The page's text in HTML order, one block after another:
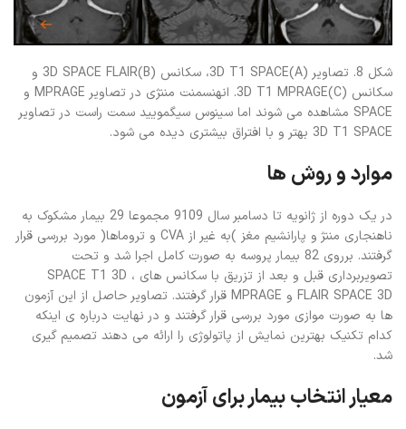
شکل 8. تصاویر 3D T1 SPACE(A)، سکانس 3D SPACE FLAIR(B) و
سکانس 3D T1 MPRAGE(C). انهنسمنت مننژی در تصاویر MPRAGE و
SPACE مشاهده می شوند اما سینوس سیگمویید سمت راست در تصاویر
3D T1 SPACE بهتر و با افتراق بیشتری دیده می شود.
موارد و روش ها
در یک دوره از ژانویه تا دسامبر سال 9109 مجموعا 29 بیمار مشکوک به
ناهنجاری مننژ و پارانشیم مغز )به غیر از CVA و تروماها( مورد بررسی قرار
گرفتند. برروی 82 بیمار پروسه به صورت کامل اجرا شد و تحت
تصویربرداری قبل و بعد از تزریق با سکانس های SPACE T1 3D ،
FLAIR SPACE 3D و MPRAGE قرار گرفتند. تصاویر حاصل از این آزمون
ها به صورت موازی مورد بررسی قرار گرفتند و در نهایت درباره ی اینکه
کدام تکنیک بهترین نمایش از پاتولوژی را ارائه می دهند تصمیم گیری
شد.
معیار انتخاب بیمار برای آزمون